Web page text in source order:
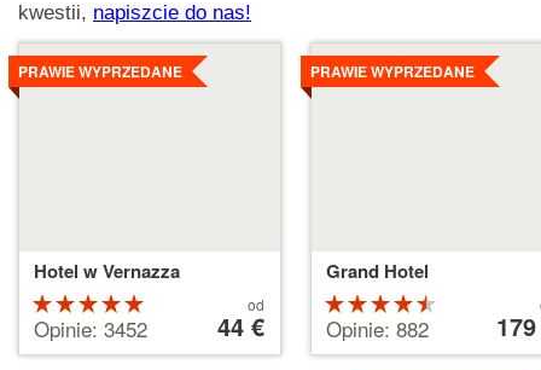
kwestii, napiszcie do nas!
Hotel w Vernazza
PRAWIE WYPRZEDANE
5 na 5
gwiazdek
Opinie: 3452
od
44 €
Szczegóły
Grand Hotel
PRAWIE WYPRZEDANE
4.5 na 5
gwiazdek
Opinie: 882 179 €
Szczegóły